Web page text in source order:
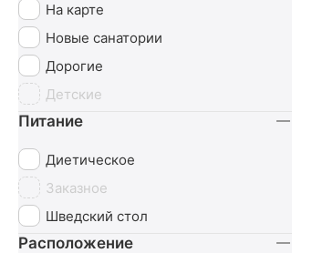
На карте
Новые санатории
Дорогие
Детские
Питание
Диетическое
Заказное
Шведский стол
Расположение